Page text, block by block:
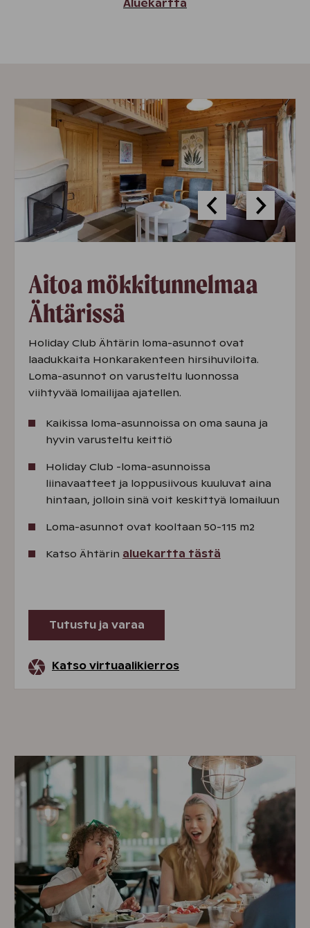
Aluekartta
Katso virtuaalikierros
Aitoa mökkitunnelmaa
Ähtärissä
Holiday Club Ähtärin loma-asunnot ovat
laadukkaita Honkarakenteen hirsihuviloita.
Loma-asunnot on varusteltu luonnossa
viihtyvää lomailijaa ajatellen.
Kaikissa loma-asunnoissa on oma sauna ja
hyvin varusteltu keittiö
Holiday Club -loma-asunnoissa
liinavaatteet ja loppusiivous kuuluvat aina
hintaan, jolloin sinä voit keskittyä lomailuun
Loma-asunnot ovat kooltaan 50-115 m2
Katso Ähtärin aluekartta tästä
Tutustu ja varaa